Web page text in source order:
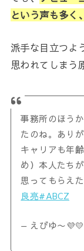
という声も多く
派手な目立つよ
思われてしまう
事務所のほう
たのね。あり
キャリアも年
め）本人たち
思ってもらえた
良亮#ABCZ
— えびゆ〜